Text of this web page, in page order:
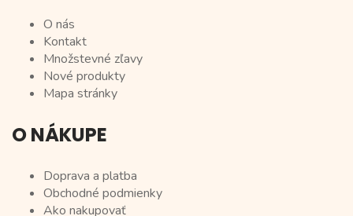
O nás
Kontakt
Množstevné zľavy
Nové produkty
Mapa stránky
O NÁKUPE
Doprava a platba
Obchodné podmienky
Ako nakupovať